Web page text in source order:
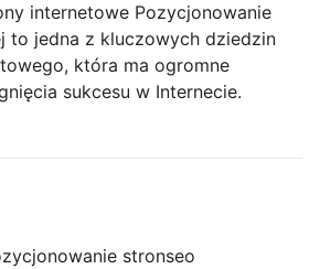
internetowe Pozycjonowanie
to jedna z kluczowych dziedzin
która ma ogromne
sukcesu w Internecie.
stronseo